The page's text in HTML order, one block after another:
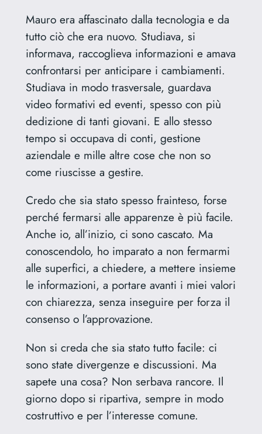
Mauro era affascinato dalla tecnologia e da
tutto ciò che era nuovo. Studiava, si
informava, raccoglieva informazioni e amava
confrontarsi per anticipare i cambiamenti.
Studiava in modo trasversale, guardava
video formativi ed eventi, spesso con più
dedizione di tanti giovani. E allo stesso
tempo si occupava di conti, gestione
aziendale e mille altre cose che non so
come riuscisse a gestire.
Credo che sia stato spesso frainteso, forse
perché fermarsi alle apparenze è più facile.
Anche io, all’inizio, ci sono cascato. Ma
conoscendolo, ho imparato a non fermarmi
alle superfici, a chiedere, a mettere insieme
le informazioni, a portare avanti i miei valori
con chiarezza, senza inseguire per forza il
consenso o l’approvazione.
Non si creda che sia stato tutto facile: ci
sono state divergenze e discussioni. Ma
sapete una cosa? Non serbava rancore. Il
giorno dopo si ripartiva, sempre in modo
costruttivo e per l’interesse comune.